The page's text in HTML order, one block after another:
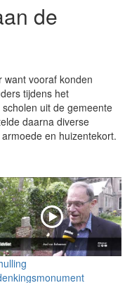
de
vooraf konden
tijdens het
uit de gemeente
daarna diverse
en huizentekort.